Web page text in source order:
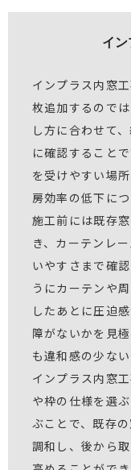
イ
インプラス内窓
枚追加するので
し方に合わせて
に確認すること
を受けやすい場
房効率の低下に
施工前には既存
き、カーテンレ
いやすさまで確
うにカーテンや
したあとに圧迫
障がないかを見
も違和感の少な
インプラス内窓
や枠の仕様を選
ぶことで、既存
調和し、後から